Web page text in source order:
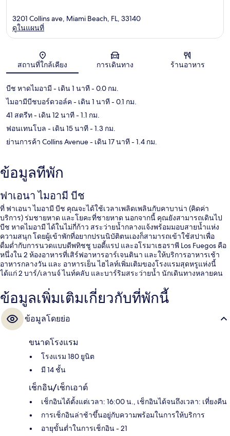
แผนที่
3201 Collins ave, Miami Beach, FL, 33140
ดูในแผนที่
สถานที่ใกล้เคียง การเดินทาง ร้านอาหาร
บีช หาดไมอามี - เดิน 1 นาที- 0.0 กม.
ไมอามีบีชบอร์ดวอล์ค- เดิน 1 นาที- 0.1 กม.
41 สตรีท- เดิน 12 นาที- 1.1 กม.
ฟอนเทนโบล - เดิน 15 นาที- 1.3 กม.
ย่านการค้า Collins Avenue- เดิน 17 นาที- 1.4 กม.
ข้อมูลที่พัก
ฟาเอนา ไมอามี บีช
ที่ ฟาเอนา ไมอามี บีช คุณจะได้ใช้เวลาเพลิดเพลินกับคาบาน่า (คิดค่า
บริการ) ร่มชายหาด และโยคะที่ชายหาด นอกจากนี้ คุณยังสามารถเดินไป
บีช หาดไมอามี ได้ในไม่กี่ก้าว สระว่ายน้ำกลางแจ้งพร้อมมอบสายน้ำแห่ง
ความสนุก โดยผู้เข้าพักที่อยากปรนนิบัติตนเองก็สามารถเข้าใช้สปาเพื่อ
ดื่มด่ำกับการนวดแบบดีพทิชชู บอดี้แรป และอโรมาเธอราพี Los Fuegos คือ
หนึ่งใน 2 ห้องอาหารที่เสิร์ฟอาหารอาร์เจนตินา และให้บริการอาหารเช้า
อาหารกลางวัน และ อาหารเย็น ไฮไลท์เพิ่มเติมของโรงแรมสุดหรูแห่งนี้
ได้แก่ 2 บาร์/เลานจ์ ไนท์คลับ และบาร์ริมสระว่ายน้ำ นักเดินทางหลายคน
ข้อมูลเพิ่มเติมเกี่ยวกับที่พักนี้
ข้อมูลโดยย่อ
ขนาดโรงแรม
โรงแรม 180 ยูนิต
มี 14 ชั้น
เช็กอิน/เช็กเอาต์
เช็กอินได้ตั้งแต่เวลา: 16:00 น., เช็กอินได้จนถึงเวลา: เที่ยงคืน
การเช็กอินล่าช้าขึ้นอยู่กับความพร้อมในการให้บริการ
อายุขั้นต่ำในการเช็กอิน - 21